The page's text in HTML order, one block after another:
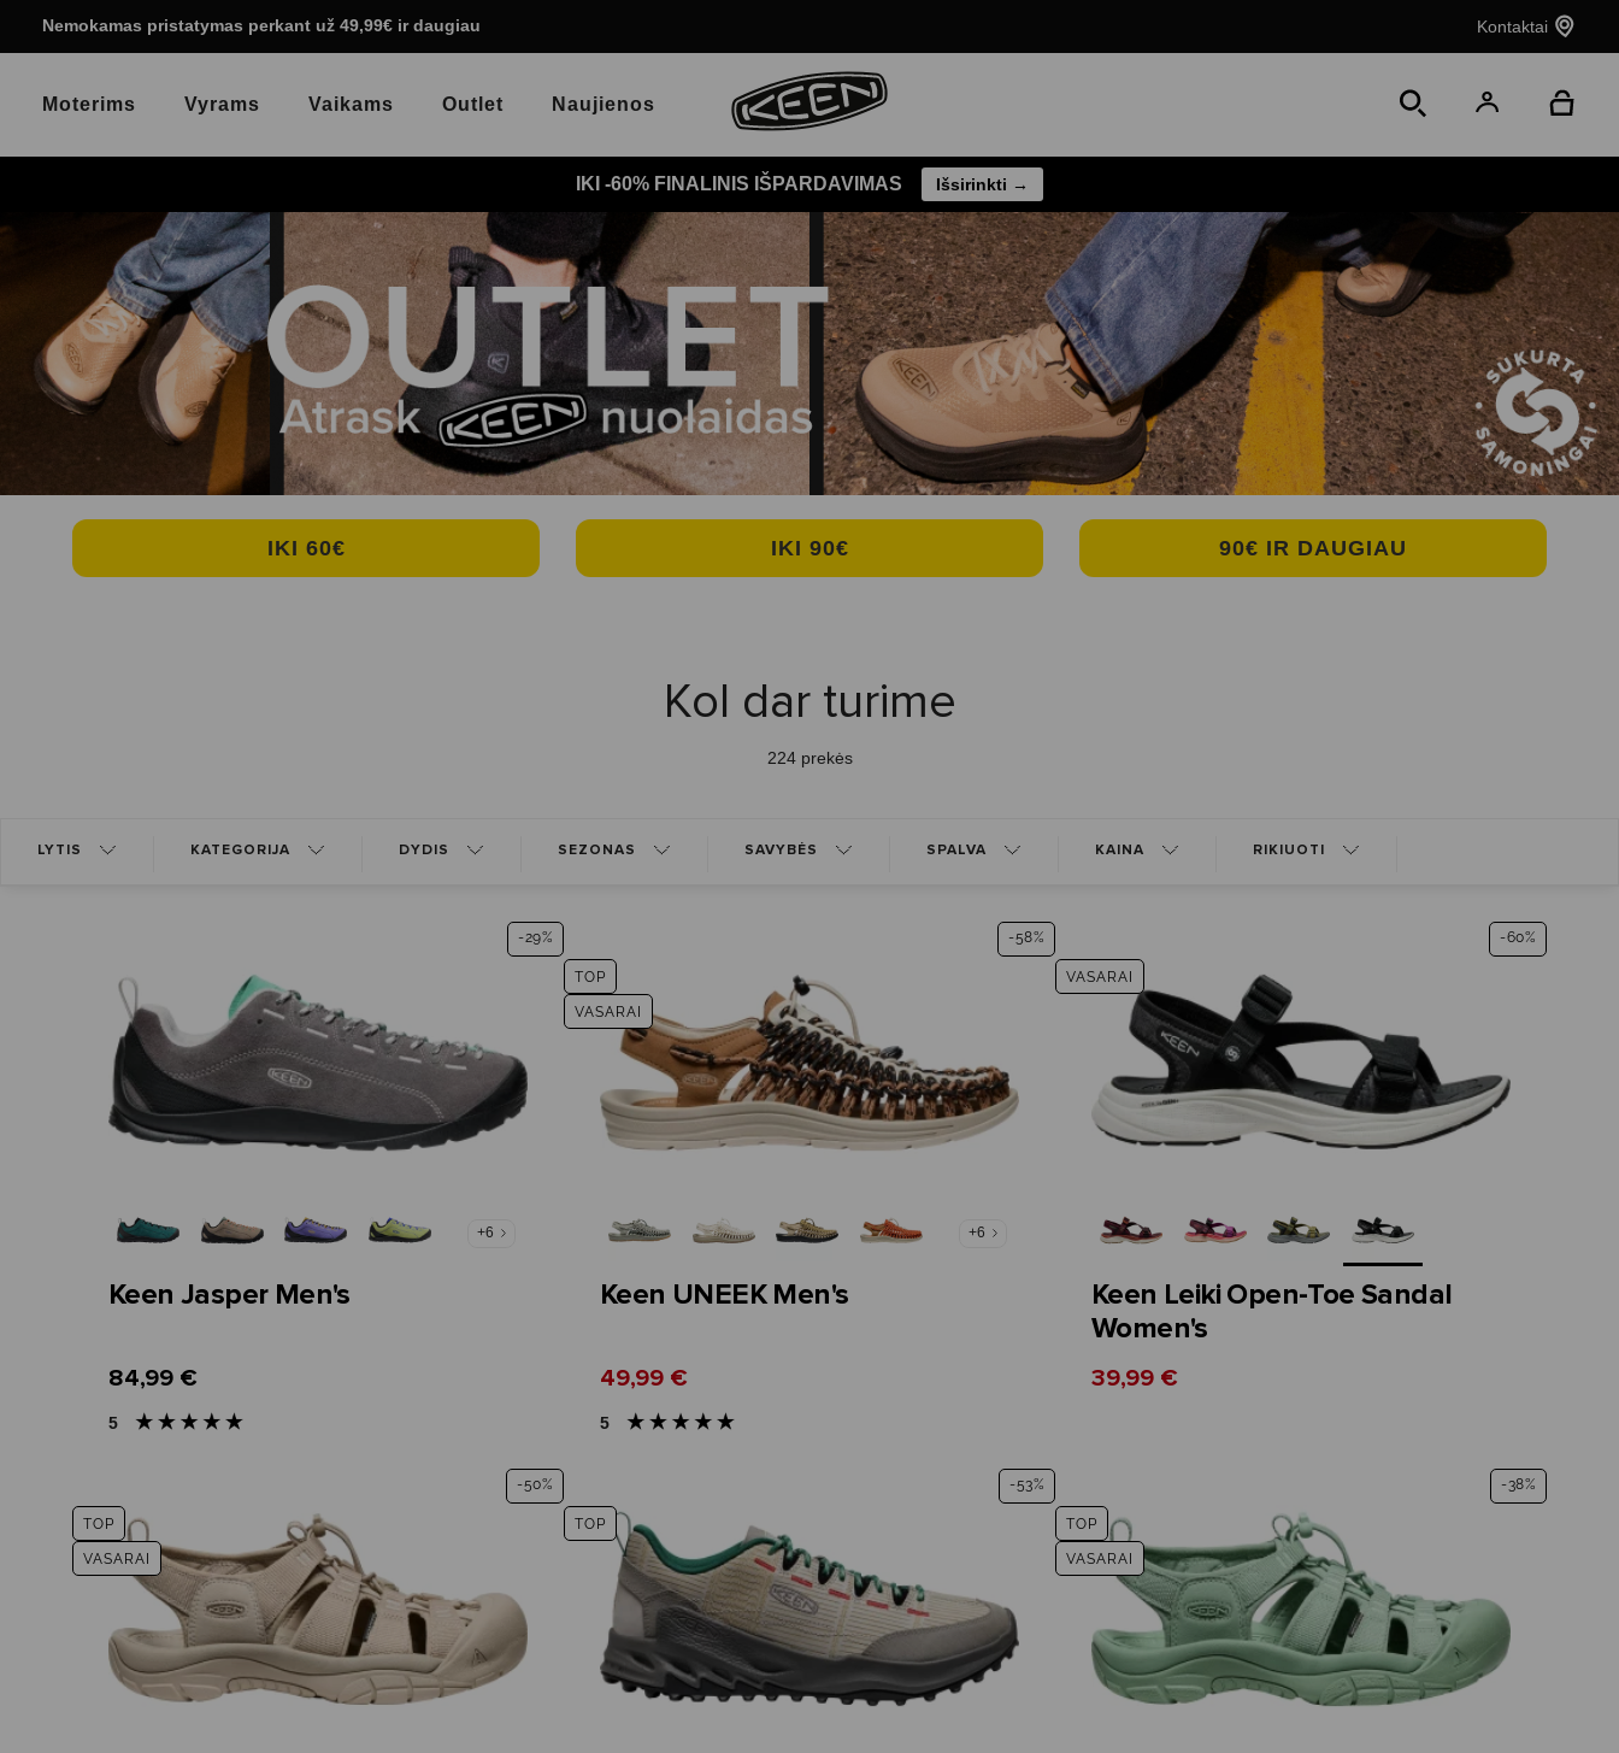
Nemokamas pristatymas perkant už 49,99€ ir daugiau Kontaktai
Moterims Vyrams Vaikams Outlet Naujienos
IKI -60% FINALINIS IŠPARDAVIMAS Išsirinkti →
IKI 60€ IKI 90€ 90€ IR DAUGIAU
Kol dar turime
224 prekės
LYTIS KATEGORIJA DYDIS SEZONAS SAVYBĖS SPALVA KAINA RIKIUOTI
-29%
+6
Keen Jasper Men's
84,99 €
5
-58%
TOP
VASARAI
+6
Keen UNEEK Men's
49,99 €
5
-60%
VASARAI
Keen Leiki Open-Toe Sandal
Women's
39,99 €
-50%
TOP
VASARAI
-53%
TOP
-38%
TOP
VASARAI